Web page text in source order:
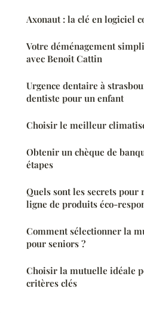
Axonaut : la clé en logiciel
Votre déménagement
avec Benoit Cattin
Urgence dentaire à
dentiste pour un enfant
Choisir le meilleur
Obtenir un chèque de
étapes
Quels sont les secrets pour
ligne de produits éco-
Comment sélectionner la
pour seniors ?
Choisir la mutuelle idéale
critères clés